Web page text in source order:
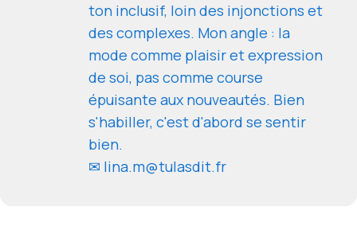
ton inclusif, loin des injonctions et
des complexes. Mon angle : la
mode comme plaisir et expression
de soi, pas comme course
épuisante aux nouveautés. Bien
s'habiller, c'est d'abord se sentir
bien.
✉ lina.m@tulasdit.fr